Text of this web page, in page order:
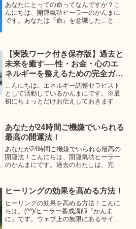
あなたにとっての命ってなんですか？こ
んにちは、開運氣功ヒーラーのかんまに
です。あなたは『命』を意識したことが
力こそが命の意味で、存在...
【実践ワーク付き保存版】過去と
未来を癒す──性・お金・心のエ
ネルギーを整えるための完全ガイ
ド
こんにちは。エネルギー調整セラピスト
として活動しているかんまにです。※最
初にちょっとだけお伝えしておきます。
じゃない？」と思いました。(^^;かなりの
長文に仕上がってい...
あなたが24時間ご機嫌でいられる
最高の開運法！
あなたが24時間ご機嫌でいられる最高の
開運法！こんにちは、開運氣功ヒーラー
のかんまにです。過去のわたしは、完全
き換えたかは沢山の要因があります。そ
の中でも効果が高かった...
ヒーリングの効果を高める方法！
ヒーリングの効果を高める方法！こんに
ちは。(^^)/ヒーラー養成講師『かんま
に』です。ウェブ上の無限にあるサイト